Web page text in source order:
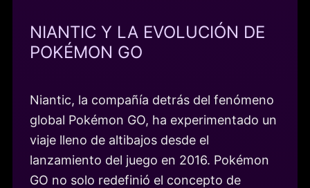
NIANTIC Y LA EVOLUCIÓN DE
POKÉMON GO
Niantic, la compañía detrás del fenómeno
global Pokémon GO, ha experimentado un
viaje lleno de altibajos desde el
lanzamiento del juego en 2016. Pokémon
GO no solo redefinió el concepto de